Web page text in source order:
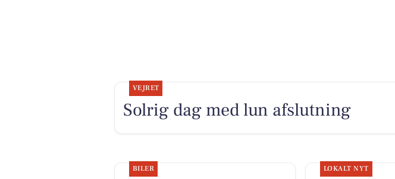
VEJRET
Solrig dag med lun afslutning
BILER LOKALT NYT